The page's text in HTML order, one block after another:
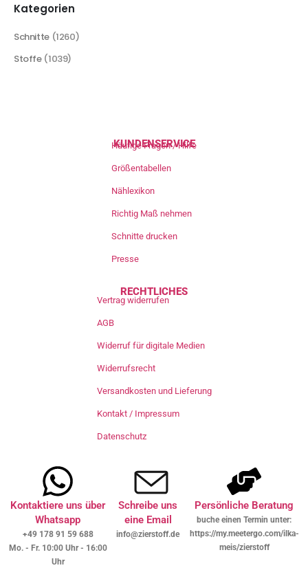
Kategorien
Schnitte (1260)
Stoffe (1039)
KUNDENSERVICE
Häufige Fragen / Hilfe
Größentabellen
Nählexikon
Richtig Maß nehmen
Schnitte drucken
Presse
RECHTLICHES
Vertrag widerrufen
AGB
Widerruf für digitale Medien
Widerrufsrecht
Versandkosten und Lieferung
Kontakt / Impressum
Datenschutz
Kontaktiere uns über
Whatsapp
+49 178 91 59 688
Mo. - Fr. 10:00 Uhr - 16:00
Uhr
Schreibe uns
eine Email
info@zierstoff.de
Persönliche Beratung
buche einen Termin unter:
https://my.meetergo.com/ilka-
meis/zierstoff